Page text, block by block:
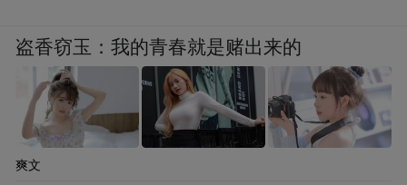
盗香窃玉：我的青春就是赌出来的
爽文